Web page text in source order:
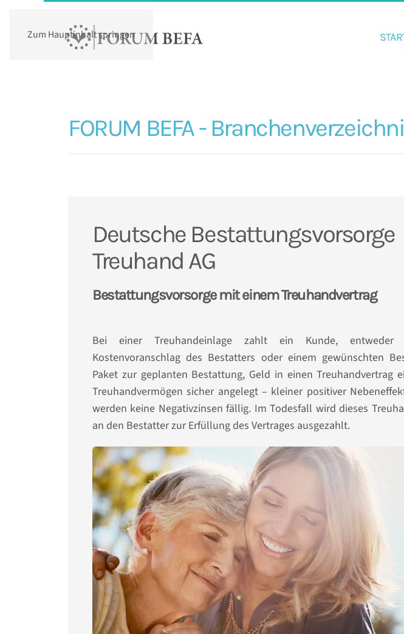
Zum Hauptinhalt springen
FORUM BEFA -
Deutsche Bestattungsvorsorge
Treuhand AG
Bestattungsvorsorge mit einem Treuhandvertrag
Bei einer Treuhandeinlage zahlt ein Kunde, entweder
Kostenvoranschlag des Bestatters oder einem gewünschten
Paket zur geplanten Bestattung, Geld in einen Treuhandvertrag
Treuhandvermögen sicher angelegt – kleiner positiver
werden keine Negativzinsen fällig. Im Todesfall wird dieses
an den Bestatter zur Erfüllung des Vertrages ausgezahlt.